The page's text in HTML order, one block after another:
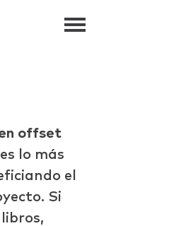
offset
es lo más
el
Si